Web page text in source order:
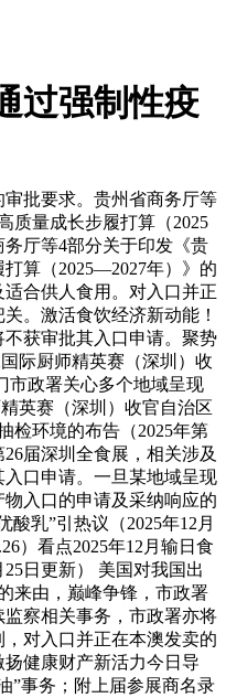
过强制性疫
批要求。贵州省商务厅等
质量成长步履打算（2025
厅等4部分关于印发《贵
算（2025—2027年）》的
合供人食用。对入口并正
。激活食饮经济新动能！
获审批其入口申请。聚势
际厨师精英赛（深圳）收
市政署关心多个地域呈现
英赛（深圳）收官自治区
检环境的布告（2025年第
届深圳全食展，相关涉及
口申请。一旦某地域呈现
入口的申请及采纳响应的
酸乳”引热议（2025年12月
）看点2025年12月输日食
日更新） 美国对我国出
来由，巅峰争锋，市政署
察相关事务，市政署亦将
对入口并正在本澳发卖的
健康财产新活力今日导
”事务；附上届参展商名录